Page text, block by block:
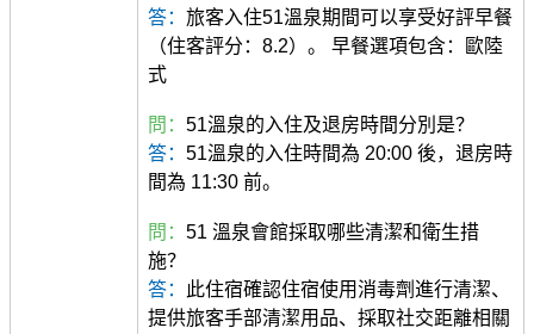
答： 旅客入住51溫泉期間可以享受好評早餐
（住客評分：8.2）。 早餐選項包含：歐陸
式
問： 51溫泉的入住及退房時間分別是？
答： 51溫泉的入住時間為 20:00 後，退房時
間為 11:30 前。
問： 51 溫泉會館採取哪些清潔和衛生措
施？
答：
此住宿確認住宿使用消毒劑進行清潔、
提供旅客手部清潔用品、採取社交距離相關